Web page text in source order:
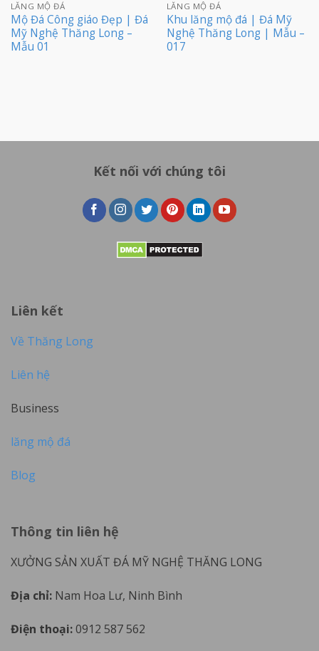
LĂNG MỘ ĐÁ
Mộ Đá Công giáo Đẹp | Đá
Mỹ Nghệ Thăng Long –
Mẫu 01
LĂNG MỘ ĐÁ
Khu lăng mộ đá | Đá Mỹ
Nghệ Thăng Long | Mẫu –
017
Kết nối với chúng tôi
Liên kết
Về Thăng Long
Liên hệ
Business
lăng mộ đá
Blog
Thông tin liên hệ
XƯỞNG SẢN XUẤT ĐÁ MỸ NGHỆ THĂNG LONG
Địa chỉ: Nam Hoa Lư, Ninh Bình
Điện thoại:0912 587 562